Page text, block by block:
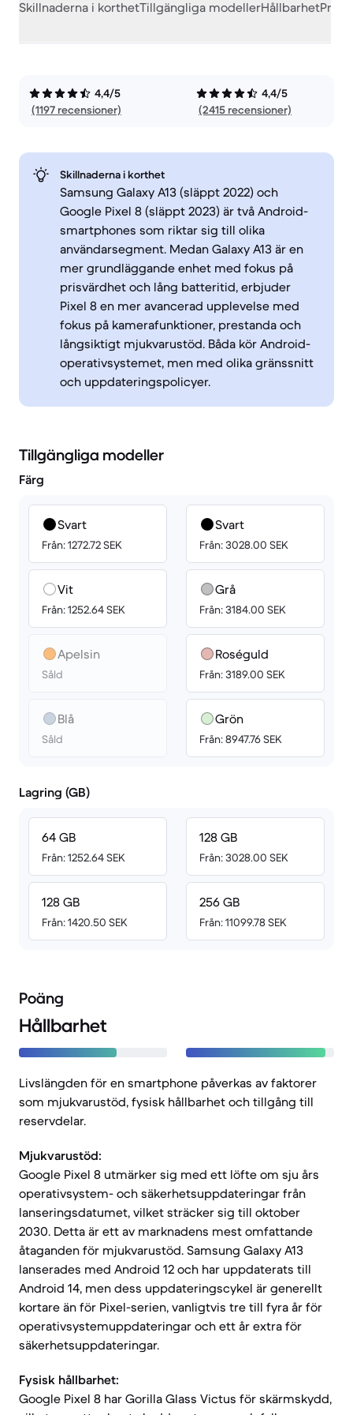
Skillnaderna i korthetTillgängliga modellerHållbarhet
4,4/5
(1197 recensioner)
4,4/5
(2415 recensioner)
Skillnaderna i korthet
Samsung Galaxy A13 (släppt 2022) och
Google Pixel 8 (släppt 2023) är två Android-
smartphones som riktar sig till olika
användarsegment. Medan Galaxy A13 är en
mer grundläggande enhet med fokus på
prisvärdhet och lång batteritid, erbjuder
Pixel 8 en mer avancerad upplevelse med
fokus på kamerafunktioner, prestanda och
långsiktigt mjukvarustöd. Båda kör Android-
operativsystemet, men med olika gränssnitt
och uppdateringspolicyer.
Tillgängliga modeller
Färg
Svart
Från: 1272.72 SEK
Vit
Från: 1252.64 SEK
Apelsin
Såld
Blå
Såld
Svart
Från: 3028.00 SEK
Grå
Från: 3184.00 SEK
Roséguld
Från: 3189.00 SEK
Grön
Från: 8947.76 SEK
Lagring (GB)
64 GB
Från: 1252.64 SEK
128 GB
Från: 1420.50 SEK
128 GB
Från: 3028.00 SEK
256 GB
Från: 11099.78 SEK
Poäng
Hållbarhet
Livslängden för en smartphone påverkas av faktorer
som mjukvarustöd, fysisk hållbarhet och tillgång till
reservdelar.
Mjukvarustöd:
Google Pixel 8 utmärker sig med ett löfte om sju års
operativsystem- och säkerhetsuppdateringar från
lanseringsdatumet, vilket sträcker sig till oktober
2030. Detta är ett av marknadens mest omfattande
åtaganden för mjukvarustöd. Samsung Galaxy A13
lanserades med Android 12 och har uppdaterats till
Android 14, men dess uppdateringscykel är generellt
kortare än för Pixel-serien, vanligtvis tre till fyra år för
operativsystemuppdateringar och ett år extra för
säkerhetsuppdateringar.
Fysisk hållbarhet:
Google Pixel 8 har Gorilla Glass Victus för skärmskydd,